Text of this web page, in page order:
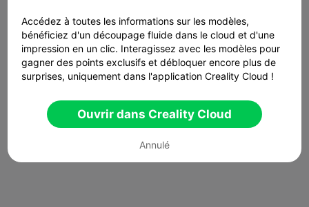
Accédez à toutes les informations sur les modèles,
bénéficiez d'un découpage fluide dans le cloud et d'une
impression en un clic. Interagissez avec les modèles pour
gagner des points exclusifs et débloquer encore plus de
surprises, uniquement dans l'application Creality Cloud !
Ouvrir dans Creality Cloud
Annulé